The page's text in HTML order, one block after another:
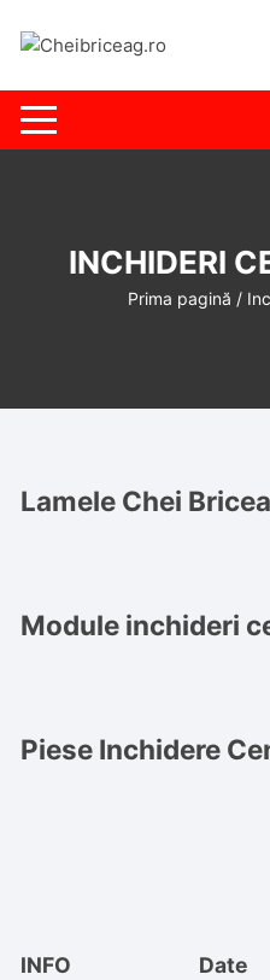
INCHIDERI
Prima pagină /
Lamele Chei
Module inchideri
Piese Inchidere
INFO
Date